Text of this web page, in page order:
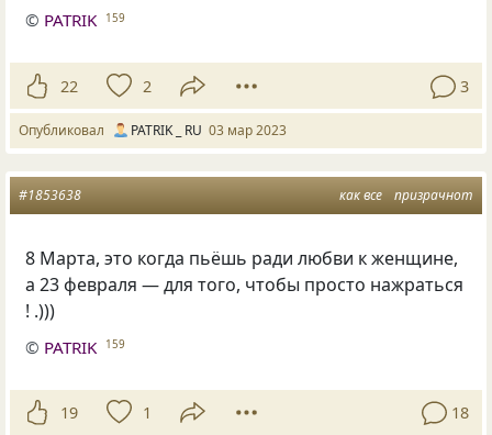
© PATRIK 159
22 2 3
Опубликовал PATRIK _ RU 03 мар 2023
как все призрачнот
#1853638
8 Марта, это когда пьёшь ради любви к женщине,
а 23 февраля — для того, чтобы просто нажраться
! .)))
© PATRIK 159
19 1 18